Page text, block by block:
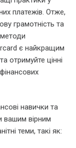
платежів. Отже,
грамотність та
методи
є найкращим
отримуйте цінні
навички та
вашим вірним
теми, такі як: